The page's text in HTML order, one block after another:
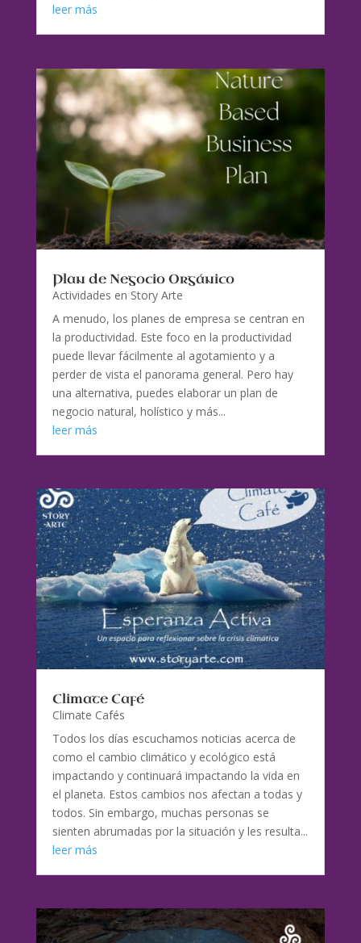
leer más
Plan de Negocio Orgánico
Actividades en Story Arte
A menudo, los planes de empresa se centran en
la productividad. Este foco en la productividad
puede llevar fácilmente al agotamiento y a
perder de vista el panorama general. Pero hay
una alternativa, puedes elaborar un plan de
negocio natural, holístico y más...
leer más
Climate Café
Climate Cafés
Todos los días escuchamos noticias acerca de
como el cambio climático y ecológico está
impactando y continuará impactando la vida en
el planeta. Estos cambios nos afectan a todas y
todos. Sin embargo, muchas personas se
sienten abrumadas por la situación y les resulta...
leer más